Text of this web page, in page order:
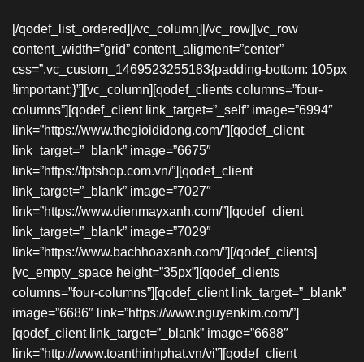
[/qodef_list_ordered][/vc_column][/vc_row][vc_row
content_width=”grid” content_aligment=”center”
css=”.vc_custom_1469523255183{padding-bottom: 105px
!important;}”][vc_column][qodef_clients columns=”four-
columns”][qodef_client link_target=”_self” image=”6994″
link=”https://www.thegioididong.com/”][qodef_client
link_target=”_blank” image=”6675″
link=”https://fptshop.com.vn/”][qodef_client
link_target=”_blank” image=”7027″
link=”https://www.dienmayxanh.com/”][qodef_client
link_target=”_blank” image=”7029″
link=”https://www.bachhoaxanh.com/”][/qodef_clients]
[vc_empty_space height=”35px”][qodef_clients
columns=”four-columns”][qodef_client link_target=”_blank”
image=”6686″ link=”https://www.nguyenkim.com/”]
[qodef_client link_target=”_blank” image=”6688″
link=”http://www.toanthinhphat.vn/vi”][qodef_client